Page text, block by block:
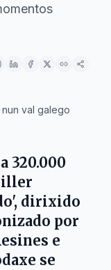
val galego
320.000
dirixido
por
e
se